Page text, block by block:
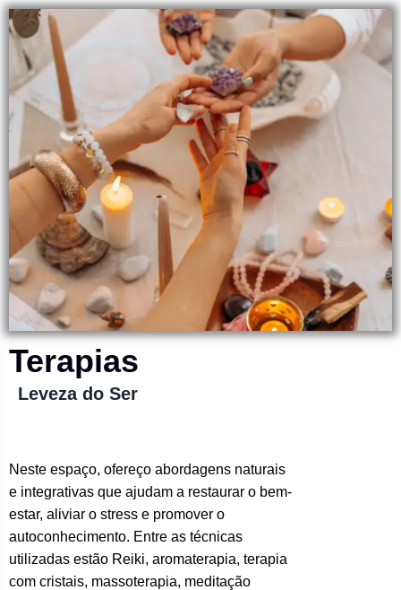
Terapias
Leveza do Ser
Neste espaço, ofereço abordagens naturais
e integrativas que ajudam a restaurar o bem-
estar, aliviar o stress e promover o
autoconhecimento. Entre as técnicas
utilizadas estão Reiki, aromaterapia, terapia
com cristais, massoterapia, meditação